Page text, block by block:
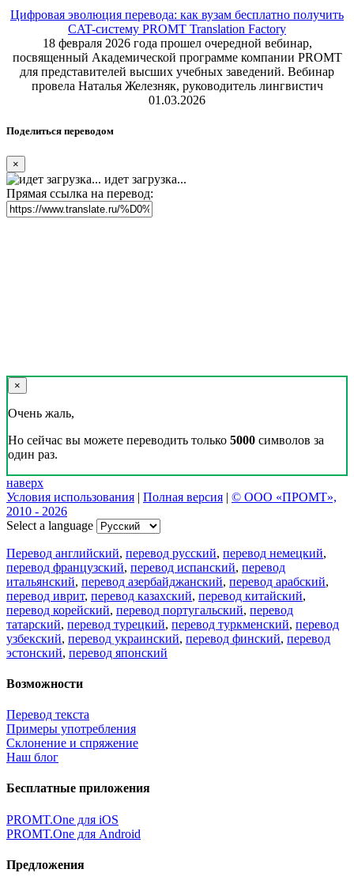
Цифровая эволюция перевода: как вузам бесплатно получить
CAT-систему PROMT Translation Factory
18 февраля 2026 года прошел очередной вебинар,
посвященный Академической программе компании PROMT
для представителей высших учебных заведений. Вебинар
провела Наталья Железняк, руководитель лингвистич
01.03.2026
Поделиться переводом
×
идет загрузка...
Прямая ссылка на перевод:
×
Очень жаль,
Но сейчас вы можете переводить только 5000 символов за
один раз.
наверх
Условия использования | Полная версия | © ООО «ПРОМТ»,
2010 - 2026
Select a language
Перевод английский, перевод русский, перевод немецкий,
перевод французский, перевод испанский, перевод
итальянский, перевод азербайджанский, перевод арабский,
перевод иврит, перевод казахский, перевод китайский,
перевод корейский, перевод португальский, перевод
татарский, перевод турецкий, перевод туркменский, перевод
узбекский, перевод украинский, перевод финский, перевод
эстонский, перевод японский
Возможности
Перевод текста
Примеры употребления
Склонение и спряжение
Наш блог
Бесплатные приложения
PROMT.One для iOS
PROMT.One для Android
Предложения